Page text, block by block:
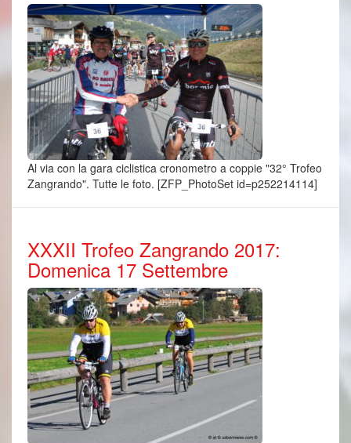
Al via con la gara ciclistica cronometro a coppie "32° Trofeo
Zangrando". Tutte le foto. [ZFP_PhotoSet id=p252214114]
XXXII Trofeo Zangrando 2017:
Domenica 17 Settembre